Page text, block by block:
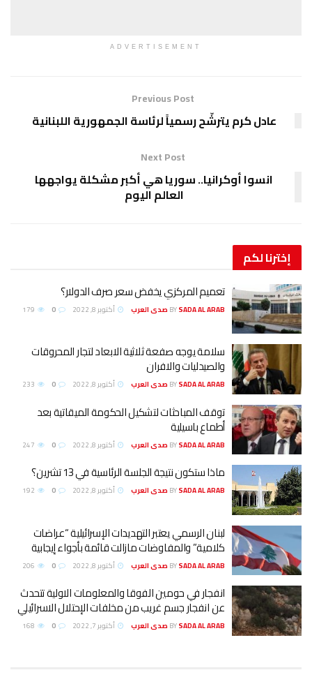
ADVERTISEMENT
Previous Post
عادل كرم يترشّح رسمياً لرئاسة الجمهورية اللبنانية
Next Post
انسوا أوكرانيا.. سوريا هي أكبر مشكلة يواجهها
العالم اليوم
إخترنالكم
تعميم المركزي يخفض سعر صرف الدولار؟
BYSADA AL ARAB صدى العرب أكتوبر 8, 2022
سلامة يوجه صفعة ثلاثية الابعاد لتجار المحروقات
والصيدليات والافران
BYSADA AL ARAB صدى العرب أكتوبر 8, 2022
توقف المباحثات لتشكيل الحكومة الميقاتية بعد
أطماع باسيلية
BYSADA AL ARAB صدى العرب أكتوبر 8, 2022
ماذا ستكون نتيجة الجلسة الرئاسية في 13 تشرين؟
BYSADA AL ARAB صدى العرب أكتوبر 8, 2022
لبنان الرسمي يعتبر التهديدات الإسرائيلية “عراضات
كلامية” والمفاوضات مازالت قائمة بأجواء إيجابية
BYSADA AL ARAB صدى العرب أكتوبر 8, 2022
انفجار في حومين الفوقا والمعلومات الاولية تتحدث
عن انفجار جسم غريب من مخلفات الإحتلال الاسرائيلي
BYSADA AL ARAB صدى العرب أكتوبر 7, 2022